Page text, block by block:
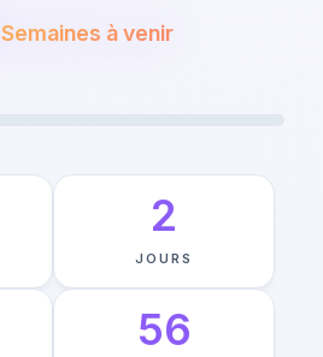
Semaines à venir
2
JOURS
56